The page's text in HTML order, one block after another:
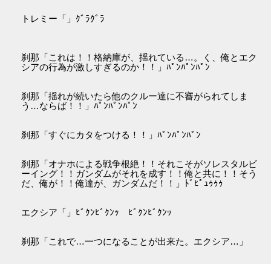
トレミー「」ｸﾞﾗｸﾞﾗ
刹那「これは！！格納庫が、揺れている…。く、俺とエク
シアの行為が激しすぎるのか！！」ﾊﾟﾝﾊﾟﾝﾊﾟﾝ
刹那「揺れが続いたら他のクルー達に不審がられてしま
う…ならば！！」ﾊﾟﾝﾊﾟﾝﾊﾟﾝ
刹那「すぐにカタをつける！！」ﾊﾟﾝﾊﾟﾝﾊﾟﾝ
刹那「オナホによる戦争根絶！！それこそがソレスタルビ
ーイング！！ガンダムがそれを成す！！俺と共に！！そう
だ、俺が！！俺達が、ガンダムだ！！」ﾄﾞﾋﾟｭｩｩｩ
エクシア「」ﾋﾞｸﾝﾋﾞｸﾝｯ ﾋﾞｸﾝﾋﾞｸﾝｯ
刹那「これで…一つになることが出来た。エクシア…」